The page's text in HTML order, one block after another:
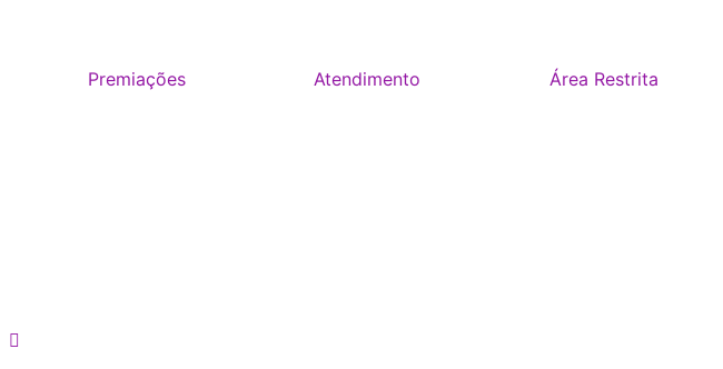
Premiações Atendimento Área Restrita